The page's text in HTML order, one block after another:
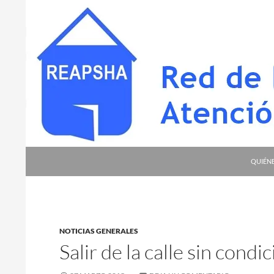
Red de Entidades para la Atención a Personas
NOTICIAS GENERALES
Salir de la calle sin